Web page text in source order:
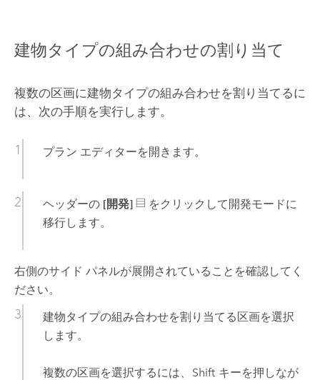
建物タイプの組み合わせの割り当て
複数の区画に建物タイプの組み合わせを割り当てるに
は、次の手順を実行します。
プラン エディターを開きます。
ヘッダーの [開発]
をクリックして開発モードに
移行します。
右側のサイド パネルが展開されていることを確認してく
ださい。
建物タイプの組み合わせを割り当てる区画を選択
します。
複数の区画を選択するには、 Shift キーを押しなが